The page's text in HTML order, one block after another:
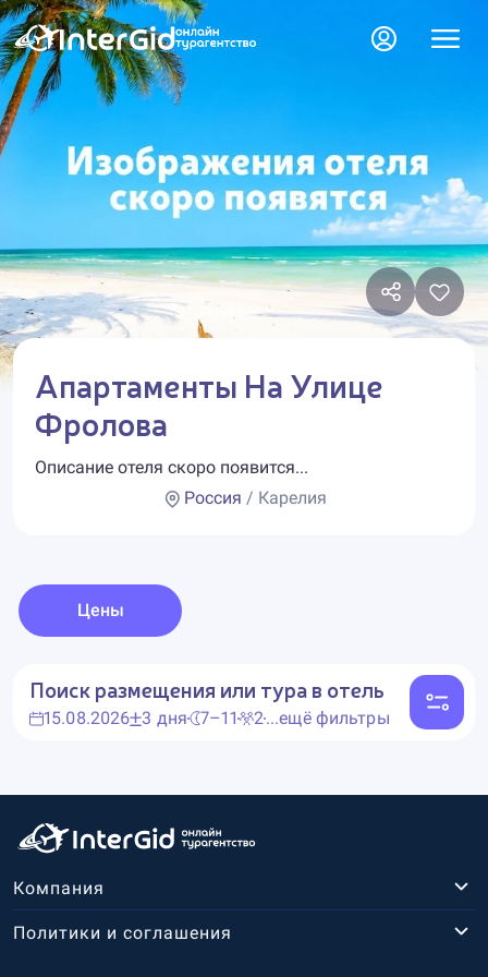
Апартаменты На Улице
Фролова
Описание отеля скоро появится...
Россия / Карелия
Цены
Поиск размещения или тура в отель
15.08.2026 3 дня 7–11 2...ещё фильтры
Компания
Политики и соглашения